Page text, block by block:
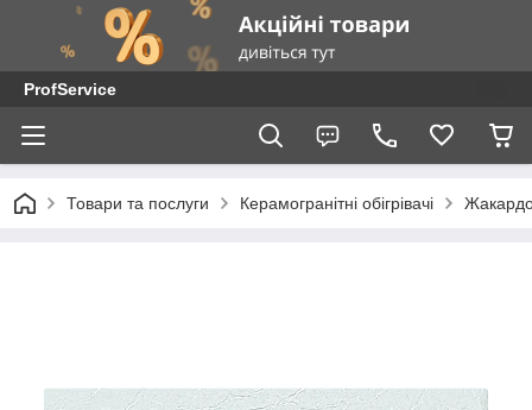
ProfService
Товари та послуги Керамогранітні обігрівачі